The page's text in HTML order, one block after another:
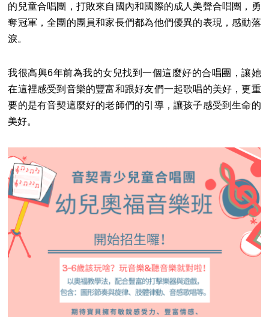
的兒童合唱團，打敗來自國內和國際的成人美聲合唱團，勇
奪冠軍，全團的團員和家長們都為他們優異的表現，感動落
淚。
我很高興6年前為我的女兒找到一個這麼好的合唱團，讓她
在這裡感受到音樂的豐富和跟好友們一起歌唱的美好，更重
要的是有音契這麼好的老師們的引導，讓孩子感受到生命的
美好。